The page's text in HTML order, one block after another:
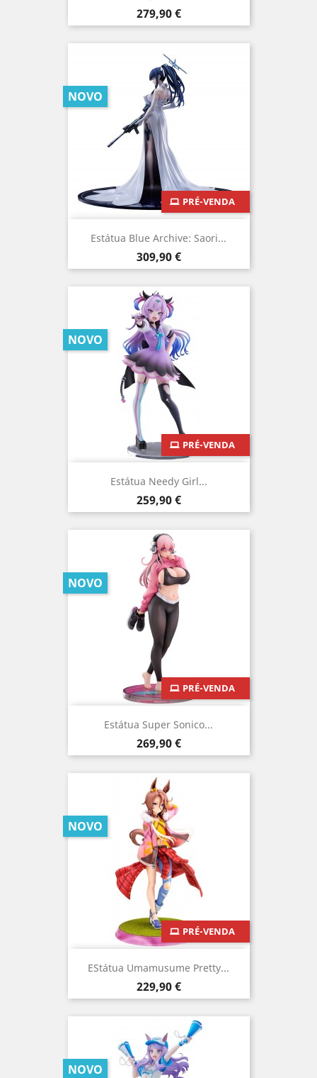
Preço
279,90 €
Estátua Blue Archive: Saori...
Preço
309,90 €
PRÉ-VENDA
NOVO
Estátua Needy Girl...
Preço
259,90 €
PRÉ-VENDA
NOVO
Estátua Super Sonico...
Preço
269,90 €
PRÉ-VENDA
NOVO
EStátua Umamusume Pretty...
Preço
229,90 €
PRÉ-VENDA
NOVO
NOVO